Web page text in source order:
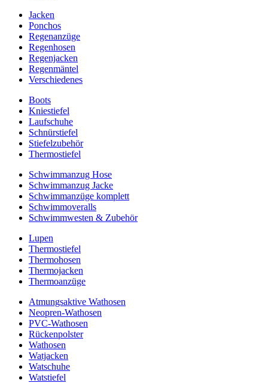
Jacken
Ponchos
Regenanzüge
Regenhosen
Regenjacken
Regenmäntel
Verschiedenes
Boots
Kniestiefel
Laufschuhe
Schnürstiefel
Stiefelzubehör
Thermostiefel
Schwimmanzug Hose
Schwimmanzug Jacke
Schwimmanzüge komplett
Schwimmoveralls
Schwimmwesten & Zubehör
Lupen
Thermostiefel
Thermohosen
Thermojacken
Thermoanzüge
Atmungsaktive Wathosen
Neopren-Wathosen
PVC-Wathosen
Rückenpolster
Wathosen
Watjacken
Watschuhe
Watstiefel